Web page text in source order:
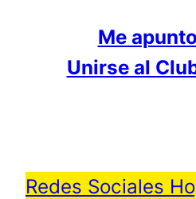
Me
Unirse al
Redes Sociales